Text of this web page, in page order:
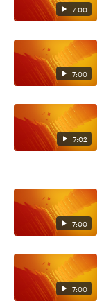
7:00
7:00
7:02
7:00
7:00